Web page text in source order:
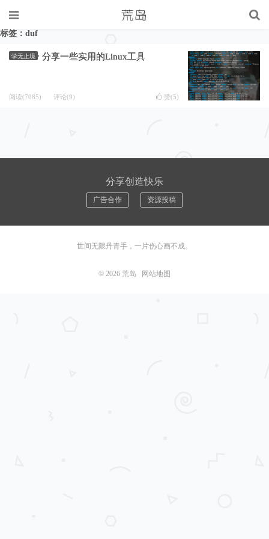
标签：duf
学无止境 分享一些实用的Linux工具
阅读(7085) 评论(9) 赞(5)
分享创造快乐
广告合作 资源投稿
世间无限丹青手，一片伤心画不成。
© 2026 荒岛 网站地图